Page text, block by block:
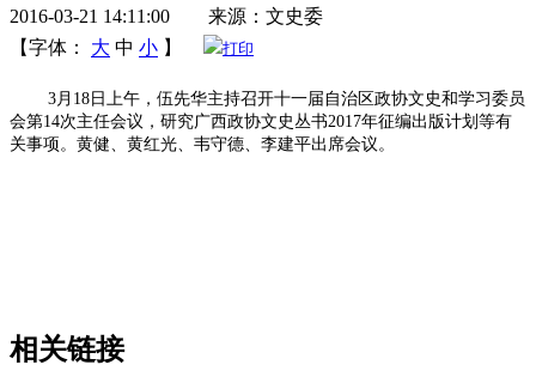
2016-03-21 14:11:00 来源：文史委
【字体：
大 中 小 】 打印
3月18日上午，伍先华主持召开十一届自治区政协文史和学习委员
会第14次主任会议，研究广西政协文史丛书2017年征编出版计划等有
关事项。黄健、黄红光、韦守德、李建平出席会议。
相关链接